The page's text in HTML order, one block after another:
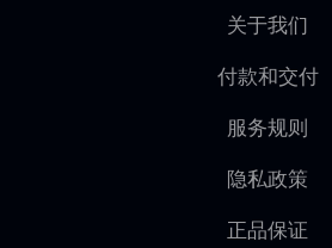
关于我们
付款和交付
服务规则
隐私政策
正品保证